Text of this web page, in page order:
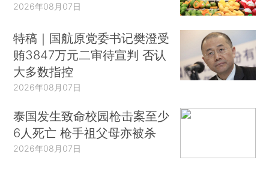
2026年08月07日
特稿｜国航原党委书记樊澄受
贿3847万元二审待宣判 否认
大多数指控
2026年08月07日
泰国发生致命校园枪击案至少
6人死亡 枪手祖父母亦被杀
2026年08月07日